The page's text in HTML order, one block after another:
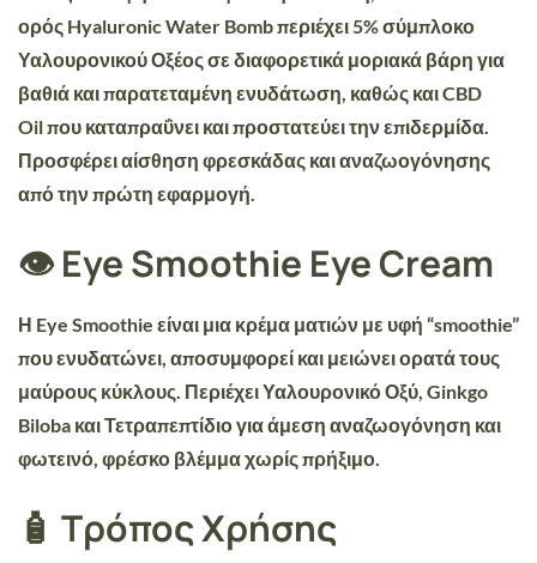
ορός Hyaluronic Water Bombπεριέχει 5% σύμπλοκο
Υαλουρονικού Οξέοςσε διαφορετικά μοριακά βάρη για
βαθιά και παρατεταμένη ενυδάτωση, καθώς καιCBD
Oilπου καταπραΰνει και προστατεύει την επιδερμίδα.
Προσφέρει αίσθηση φρεσκάδας και αναζωογόνησης
από την πρώτη εφαρμογή.
👁️ Eye Smoothie Eye Cream
Η Eye Smoothie είναι μια κρέμα ματιών με υφή “smoothie”
που ενυδατώνει, αποσυμφορεί και μειώνει ορατά τους
μαύρους κύκλους. ΠεριέχειΥαλουρονικό Οξύ Ginkgo
Biloba καιΤετραπεπτίδιογια άμεση αναζωογόνηση και
φωτεινό, φρέσκο βλέμμα χωρίς πρήξιμο.
🧴 Τρόπος Χρήσης